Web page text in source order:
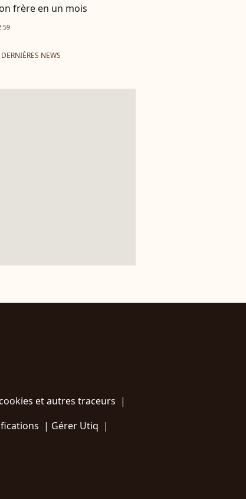
frère en un mois
DERNIÈRES NEWS
et autres traceurs |
| Gérer Utiq |